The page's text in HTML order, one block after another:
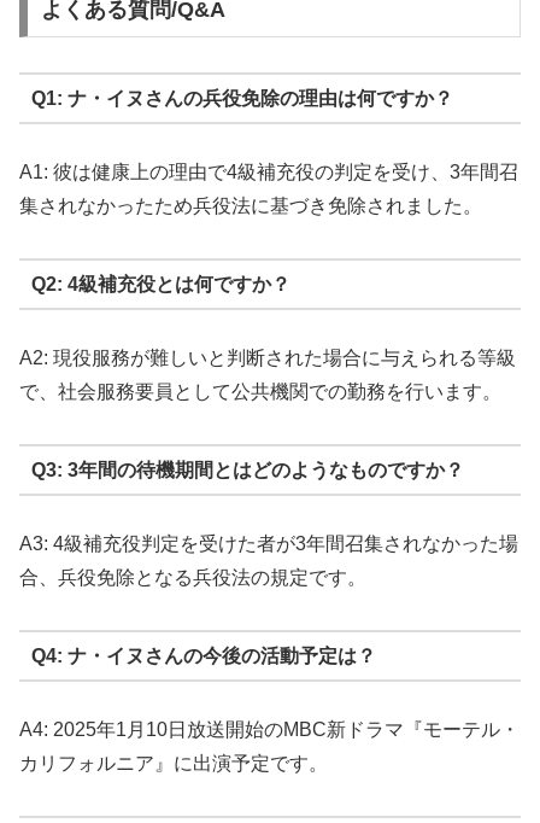
よくある質問/Q&A
Q1: ナ・イヌさんの兵役免除の理由は何ですか？
A1: 彼は健康上の理由で4級補充役の判定を受け、3年間召
集されなかったため兵役法に基づき免除されました。
Q2: 4級補充役とは何ですか？
A2: 現役服務が難しいと判断された場合に与えられる等級
で、社会服務要員として公共機関での勤務を行います。
Q3: 3年間の待機期間とはどのようなものですか？
A3: 4級補充役判定を受けた者が3年間召集されなかった場
合、兵役免除となる兵役法の規定です。
Q4: ナ・イヌさんの今後の活動予定は？
A4: 2025年1月10日放送開始のMBC新ドラマ『モーテル・
カリフォルニア』に出演予定です。